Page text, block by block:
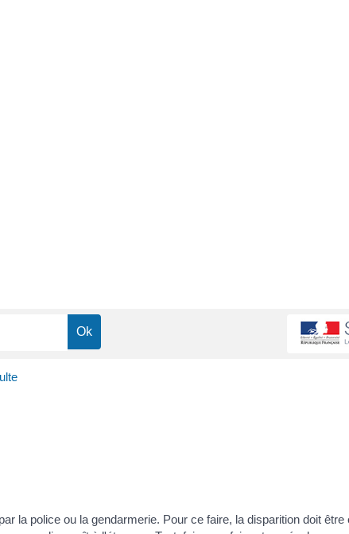
la police ou la gendarmerie. Pour ce faire, la disparition doit